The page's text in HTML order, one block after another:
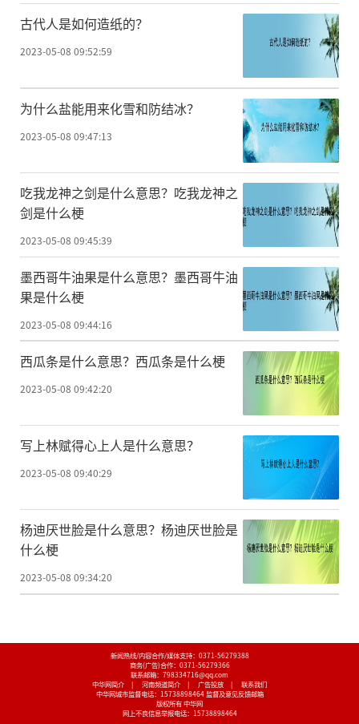
古代人是如何造纸的？
2023-05-08 09:52:59
为什么盐能用来化雪和防结冰？
2023-05-08 09:47:13
吃我龙神之剑是什么意思？吃我龙神之
剑是什么梗
2023-05-08 09:45:39
墨西哥牛油果是什么意思？墨西哥牛油
果是什么梗
2023-05-08 09:44:16
西瓜条是什么意思？西瓜条是什么梗
2023-05-08 09:42:20
写上林赋得心上人是什么意思？
2023-05-08 09:40:29
杨迪厌世脸是什么意思？杨迪厌世脸是
什么梗
2023-05-08 09:34:20
新闻热线/内容合作/媒体支持： 0371-56279388
商务(广告)合作： 0371-56279366
联系邮箱：798334716@qq.com
中华网简介
| 河南频道简介 | 广告投放 |
联系我们
中华网城市监督电话： 15738898464 监督及意见反馈邮箱
版权所有 中华网
网上不良信息举报电话： 15738898464